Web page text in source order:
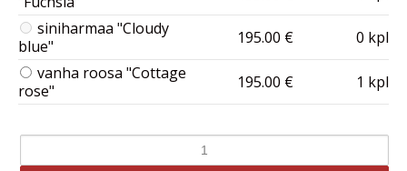
siniharmaa "Cloudy
blue"
195.00 €
0 kpl
vanha roosa "Cottage
rose"
195.00 € 1 kpl